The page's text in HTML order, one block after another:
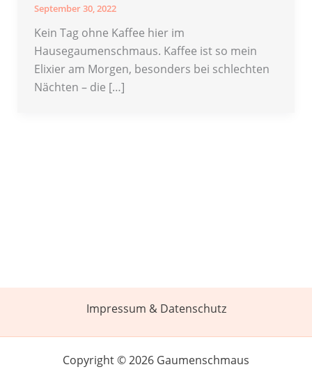
September 30, 2022
Kein Tag ohne Kaffee hier im
Hausegaumenschmaus. Kaffee ist so mein
Elixier am Morgen, besonders bei schlechten
Nächten – die […]
Impressum & Datenschutz
Copyright © 2026 Gaumenschmaus